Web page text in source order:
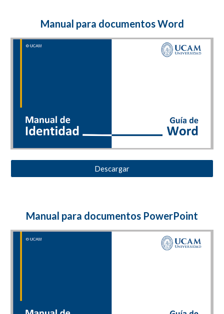
Manual para documentos Word
Descargar
Manual para documentos PowerPoint